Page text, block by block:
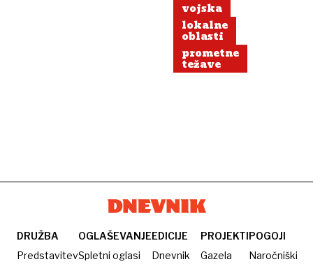
vojska
lokalne
oblasti
prometne
težave
DRUŽBA
Predstavitev
OGLAŠEVANJE
Spletni oglasi
EDICIJE
Dnevnik
PROJEKTI
Gazela
POGOJI
Naročniški